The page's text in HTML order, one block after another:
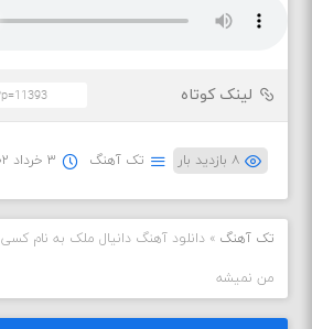
لینک کوتاه
۸ بازدید بار تک آهنگ ۳ خرداد ۱۴۰۲
تک آهنگ »دانلود آهنگ دانیال ملک به نام کسی
من نمیشه